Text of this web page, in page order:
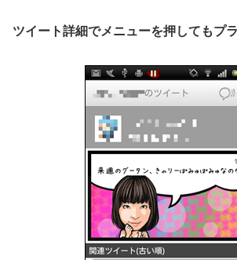
ツイート詳細でメニューを押してもプ